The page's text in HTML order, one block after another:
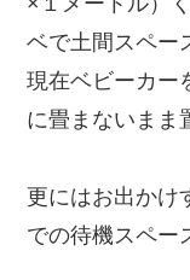
ベで土間スペー
現在ベビーカー
に畳まないまま
更にはお出かけ
での待機スペー